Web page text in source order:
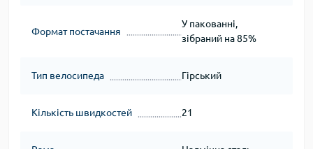
Формат постачання
У пакованні,
зібраний на 85%
Тип велосипеда Гірський
Кількість швидкостей 21